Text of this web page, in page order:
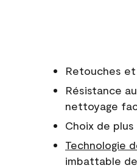
Retouches
Résistance
nettoyage
Choix de
Technologie
imbattable